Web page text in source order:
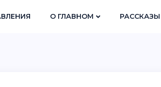
О ГЛАВНОМ РАССКАЗЫ